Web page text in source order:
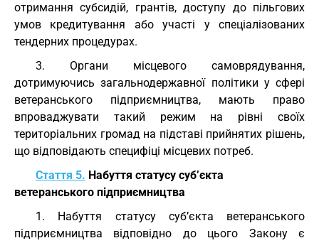
отримання субсидій, грантів, доступу до пільгових
умов кредитування або участі у спеціалізованих
тендерних процедурах.
3. Органи місцевого самоврядування,
дотримуючись загальнодержавної політики у сфері
ветеранського підприємництва, мають право
впроваджувати такий режим на рівні своїх
територіальних громад на підставі прийнятих рішень,
що відповідають специфіці місцевих потреб.
Стаття 5. Набуття статусу суб’єкта
ветеранського підприємництва
1. Набуття статусу суб’єкта ветеранського
підприємництва відповідно до цього Закону є